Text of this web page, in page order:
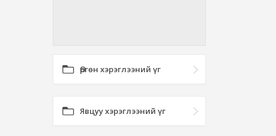
Өргөн хэрэглээний үг
Явцуу хэрэглээний үг